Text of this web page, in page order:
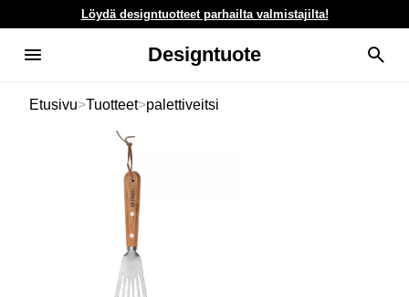
Löydä designtuotteet parhailta valmistajilta!
Designtuote
Etusivu>Tuotteet>palettiveitsi